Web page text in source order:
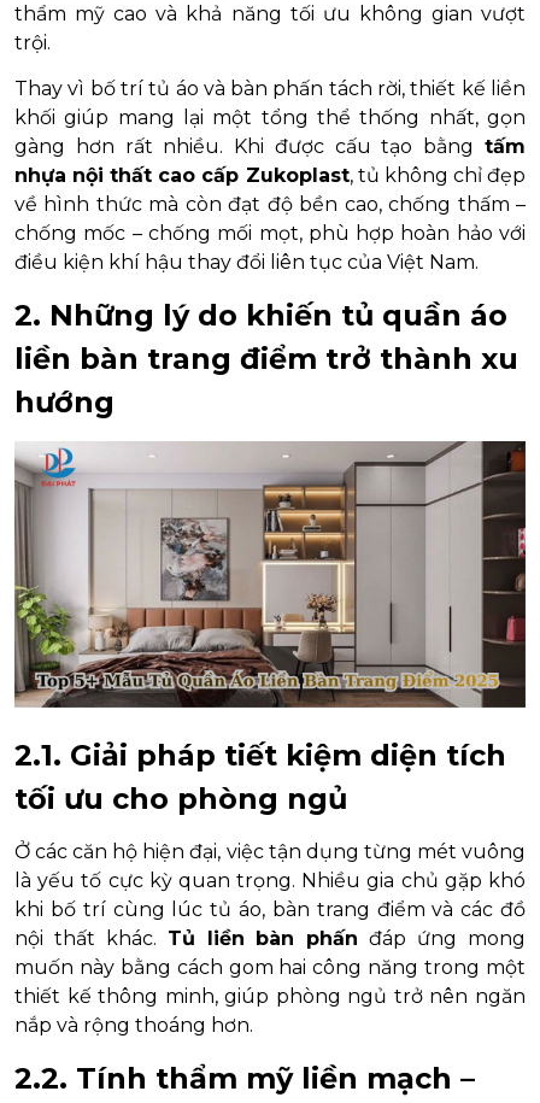
thẩm mỹ cao và khả năng tối ưu không gian vượt
trội.
Thay vì bố trí tủ áo và bàn phấn tách rời, thiết kế liền
khối giúp mang lại một tổng thể thống nhất, gọn
gàng hơn rất nhiều. Khi được cấu tạo bằng tấm
nhựa nội thất cao cấp Zukoplast, tủ không chỉ đẹp
về hình thức mà còn đạt độ bền cao, chống thấm –
chống mốc – chống mối mọt, phù hợp hoàn hảo với
điều kiện khí hậu thay đổi liên tục của Việt Nam.
2. Những lý do khiến tủ quần áo
liền bàn trang điểm trở thành xu
hướng
2.1. Giải pháp tiết kiệm diện tích
tối ưu cho phòng ngủ
Ở các căn hộ hiện đại, việc tận dụng từng mét vuông
là yếu tố cực kỳ quan trọng. Nhiều gia chủ gặp khó
khi bố trí cùng lúc tủ áo, bàn trang điểm và các đồ
nội thất khác. Tủ liền bàn phấn đáp ứng mong
muốn này bằng cách gom hai công năng trong một
thiết kế thông minh, giúp phòng ngủ trở nên ngăn
nắp và rộng thoáng hơn.
2.2. Tính thẩm mỹ liền mạch –